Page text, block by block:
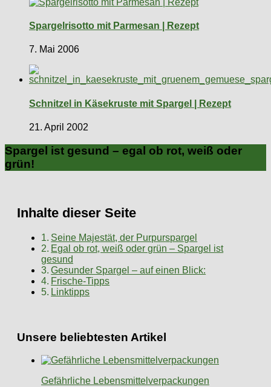
Spargelrisotto mit Parmesan | Rezept
7. Mai 2006
Schnitzel in Käsekruste mit Spargel | Rezept
21. April 2002
Spargel ist gesund – egal ob rot, weiß oder
grün!
Inhalte dieser Seite
Seine Majestät, der Purpurspargel
Egal ob rot, weiß oder grün – Spargel ist
gesund
Gesunder Spargel – auf einen Blick:
Frische-Tipps
Linktipps
Unsere beliebtesten Artikel
Gefährliche Lebensmittelverpackungen